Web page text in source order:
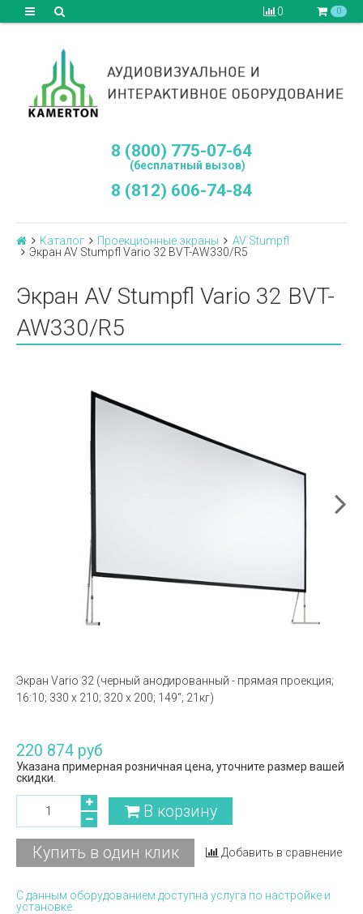
0 0
8 (800) 775-07-64
(бесплатный вызов)
8 (812) 606-74-84
Каталог Проекционные экраны
AV Stumpfl
Экран AV Stumpfl Vario 32 BVT-AW330/R5
Экран AV Stumpfl Vario 32 BVT-
AW330/R5
Экран Vario 32 (черный анодированный - прямая проекция;
16:10; 330 x 210; 320 x 200; 149“; 21кг)
220 874 руб
Указана примерная розничная цена, уточните размер вашей
скидки.
В корзину
Купить в один клик Добавить в сравнение
С данным оборудованием доступна услуга по настройке и
установке.